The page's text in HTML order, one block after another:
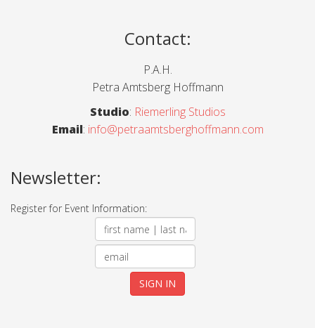
Contact:
P.A.H.
Petra Amtsberg Hoffmann
Studio: Riemerling Studios
Email: info@petraamtsberghoffmann.com
Newsletter:
Register for Event Information: